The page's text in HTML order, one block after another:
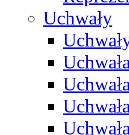
Uchwały